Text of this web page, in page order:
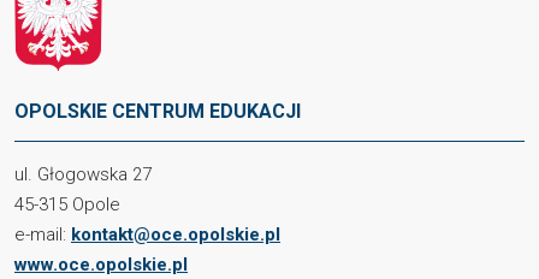
OPOLSKIE CENTRUM EDUKACJI
ul. Głogowska 27
45-315 Opole
e-mail: kontakt@oce.opolskie.pl
www.oce.opolskie.pl